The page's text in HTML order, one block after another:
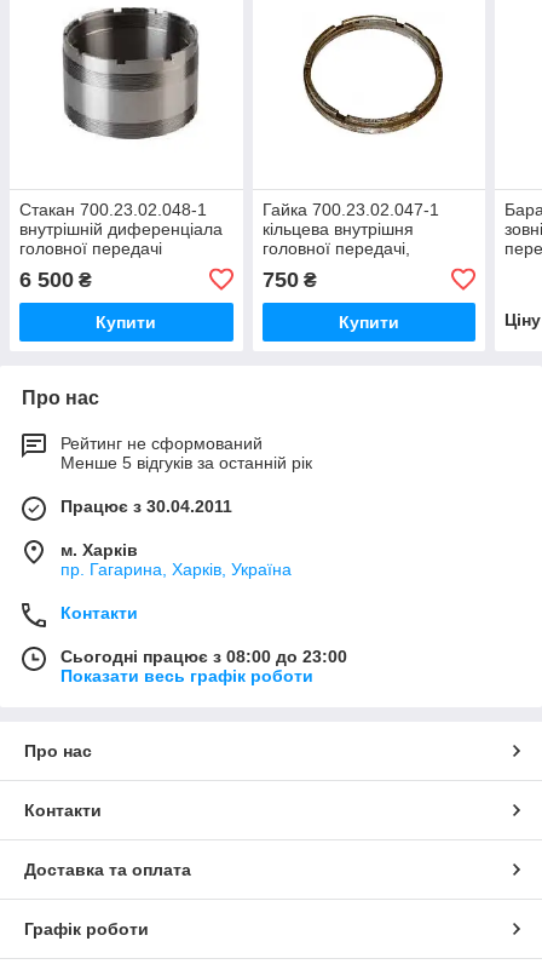
Стакан 700.23.02.048-1
внутрішній диференціала
головної передачі
К-700,К-701,К-702,К-744
6 500 ₴
Купити
Гайка 700.23.02.047-1
кільцева внутрішня
головної передачі,
диференціала трактора
Кіровець К-700,К-701
750₴
Купити
Про нас
Рейтинг не сформований
Менше 5 відгуків за останній рік
Працює з 30.04.2011
м. Харків
пр. Гагарина, Харків, Україна
Контакти
Сьогодні працює з 08:00 до 23:00
Показати весь графік роботи
Про нас
Контакти
Доставка та оплата
Графік роботи